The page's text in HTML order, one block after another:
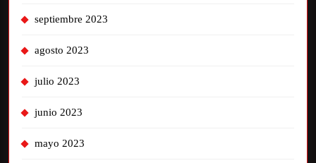
septiembre 2023
agosto 2023
julio 2023
junio 2023
mayo 2023